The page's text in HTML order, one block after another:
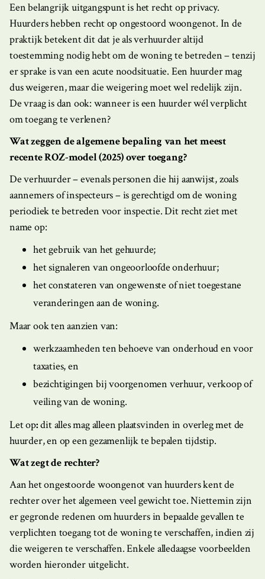
Een belangrijk uitgangspunt is het recht op privacy.
Huurders hebben recht op ongestoord woongenot. In de
praktijk betekent dit dat je als verhuurder altijd
toestemming nodig hebt om de woning te betreden – tenzij
er sprake is van een acute noodsituatie. Een huurder mag
dus weigeren, maar die weigering moet wel redelijk zijn.
De vraag is dan ook: wanneer is een huurder wél verplicht
om toegang te verlenen?
Wat zeggen de algemene bepaling van het meest
recente ROZ-model (2025) over toegang?
De verhuurder – evenals personen die hij aanwijst, zoals
aannemers of inspecteurs – is gerechtigd om de woning
periodiek te betreden voor inspectie. Dit recht ziet met
name op:
het gebruik van het gehuurde;
het signaleren van ongeoorloofde onderhuur;
het constateren van ongewenste of niet toegestane
veranderingen aan de woning.
Maar ook ten aanzien van:
werkzaamheden ten behoeve van onderhoud en voor
taxaties, en
bezichtigingen bij voorgenomen verhuur, verkoop of
veiling van de woning.
Let op:dit alles mag alleen plaatsvinden in overleg met de
huurder, en op een gezamenlijk te bepalen tijdstip.
Wat zegt de rechter?
Aan het ongestoorde woongenot van huurders kent de
rechter over het algemeen veel gewicht toe. Niettemin zijn
er gegronde redenen om huurders in bepaalde gevallen te
verplichten toegang tot de woning te verschaffen, indien zij
die weigeren te verschaffen. Enkele alledaagse voorbeelden
worden hieronder uitgelicht.